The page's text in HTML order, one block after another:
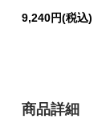
9,240円(税込)
商品詳細